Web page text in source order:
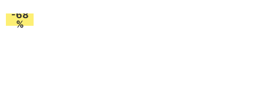
-68
%